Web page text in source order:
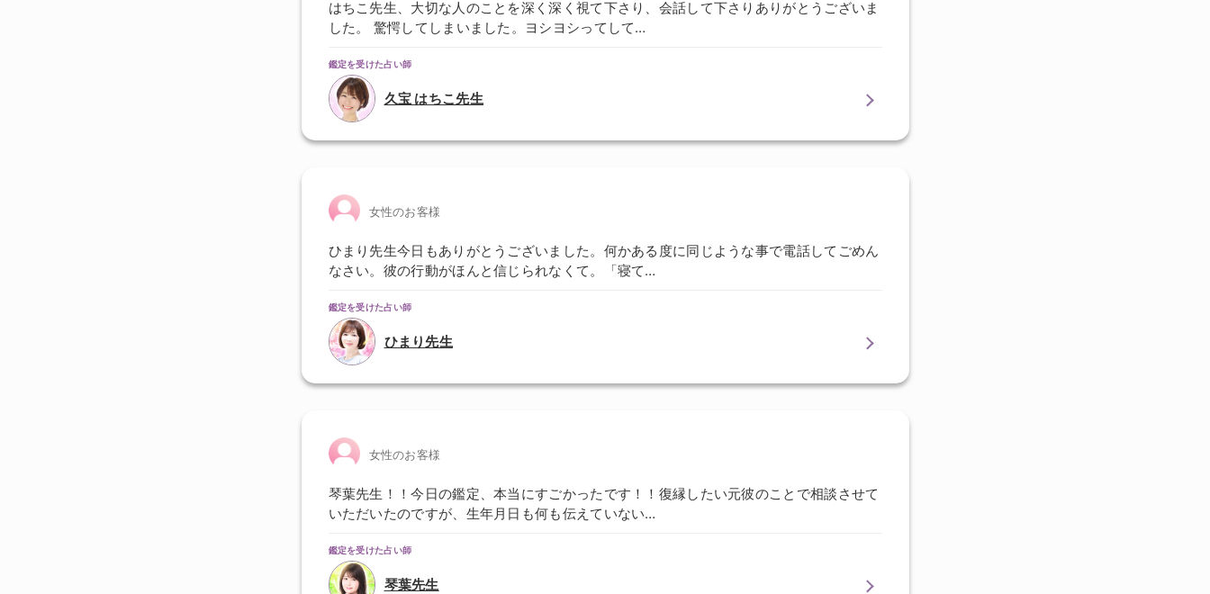
はちこ先生、大切な人のことを深く深く視て下さり、会話して下さりありがとうございま
した。 驚愕してしまいました。ヨシヨシってして…
鑑定を受けた占い師
久宝 はちこ先生
女性のお客様
ひまり先生今日もありがとうございました。何かある度に同じような事で電話してごめん
なさい。彼の行動がほんと信じられなくて。「寝て…
鑑定を受けた占い師
ひまり先生
女性のお客様
琴葉先生！！今日の鑑定、本当にすごかったです！！復縁したい元彼のことで相談させて
いただいたのですが、生年月日も何も伝えていない…
鑑定を受けた占い師
琴葉先生